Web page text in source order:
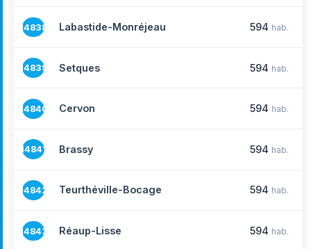
14838 Labastide-Monréjeau 594 hab.
14839 Setques 594 hab.
14840 Cervon 594 hab.
14841 Brassy 594 hab.
14842 Teurthéville-Bocage 594 hab.
14843 Réaup-Lisse 594 hab.